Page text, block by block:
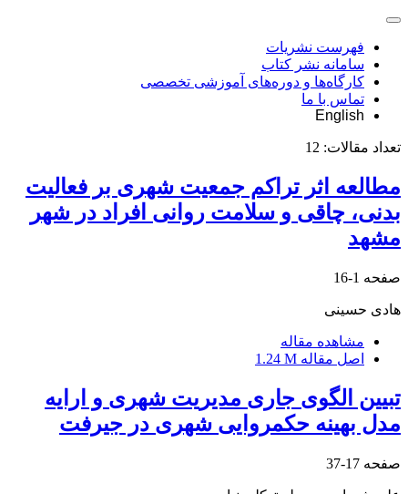
فهرست نشریات
سامانه نشر کتاب
کارگاه‌ها و دوره‌های آموزشی تخصصی
تماس با ما
English
تعداد مقالات: 12
مطالعه اثر تراکم جمعیت شهری بر فعالیت
بدنی، چاقی و سلامت روانی افراد در شهر
مشهد
صفحه 1-16
هادی حسینی
مشاهده مقاله
اصل مقاله 1.24 M
تبیین الگوی جاری مدیریت شهری و ارایه
مدل بهینه حکمروایی شهری در جیرفت
صفحه 17-37